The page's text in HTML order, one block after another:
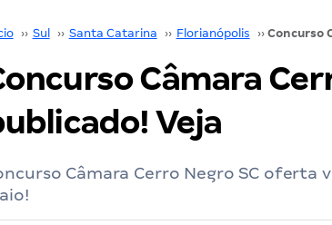
›› Sul ›› Santa Catarina ›› Florianópolis ››
Câmara
Veja
Câmara Cerro Negro SC oferta